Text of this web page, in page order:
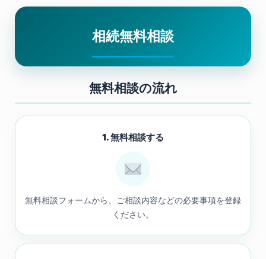
相続無料相談
無料相談の流れ
1. 無料相談する
無料相談フォームから、ご相談内容などの必要事項を登録
ください。